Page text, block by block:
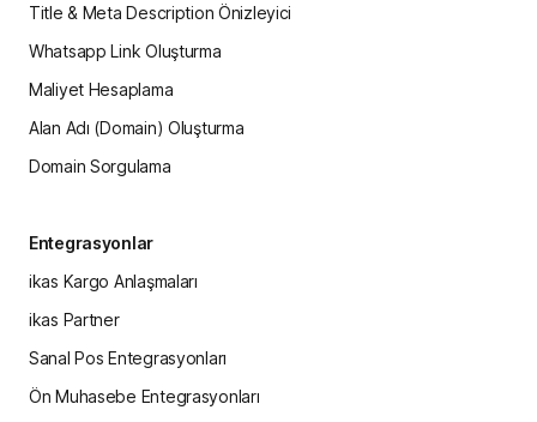
Entegrasyonlar
ikas Kargo Anlaşmaları
ikas Partner
Sanal Pos Entegrasyonları
Ön Muhasebe Entegrasyonları
Title & Meta Description Önizleyici
Whatsapp Link Oluşturma
Maliyet Hesaplama
Alan Adı (Domain) Oluşturma
Domain Sorgulama